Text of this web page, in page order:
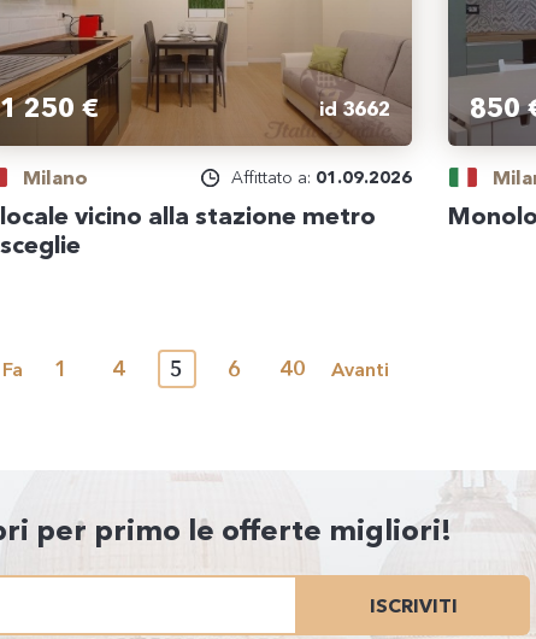
1 250 € id 3662
Milano Affittato a: 01.09.2026
vicino alla stazione metro
850
Fa 1 4 5 6 40 Avanti
per primo le offerte migliori!
ISCRIVITI